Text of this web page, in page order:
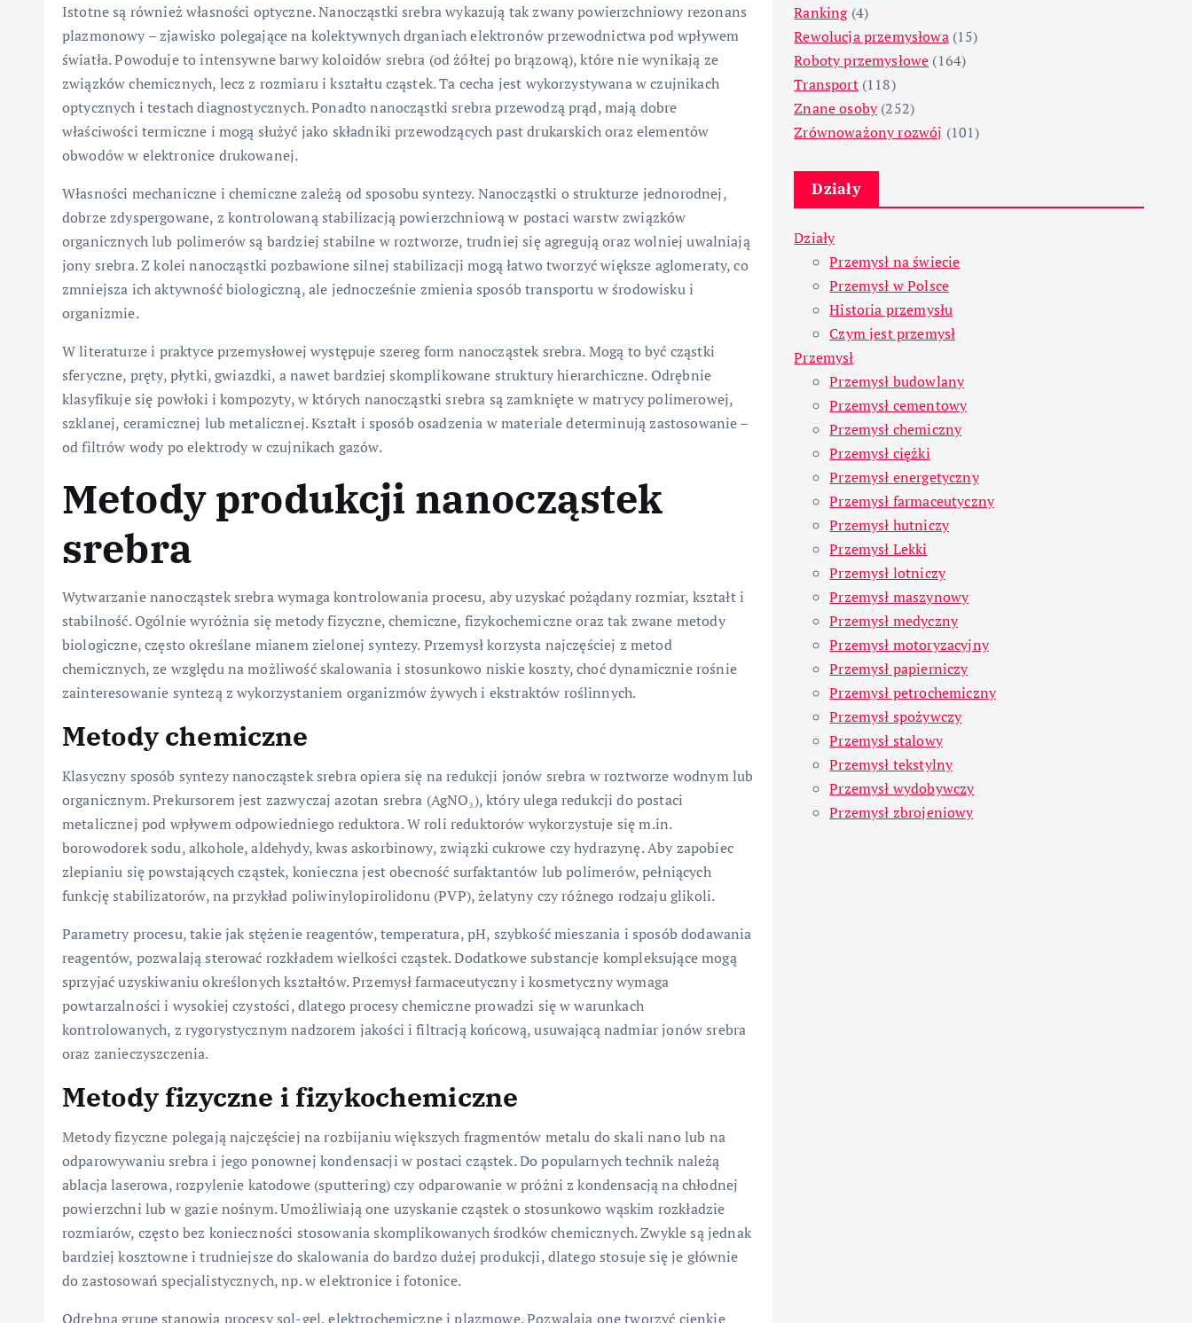
Istotne są również własności optyczne. Nanocząstki srebra wykazują tak zwany powierzchniowy rezonans
plazmonowy – zjawisko polegające na kolektywnych drganiach elektronów przewodnictwa pod wpływem
światła. Powoduje to intensywne barwy koloidów srebra (od żółtej po brązową), które nie wynikają ze
związków chemicznych, lecz z rozmiaru i kształtu cząstek. Ta cecha jest wykorzystywana w czujnikach
optycznych i testach diagnostycznych. Ponadto nanocząstki srebra przewodzą prąd, mają dobre
właściwości termiczne i mogą służyć jako składniki przewodzących past drukarskich oraz elementów
obwodów w elektronice drukowanej.
Własności mechaniczne i chemiczne zależą od sposobu syntezy. Nanocząstki o strukturze jednorodnej,
dobrze zdyspergowane, z kontrolowaną stabilizacją powierzchniową w postaci warstw związków
organicznych lub polimerów są bardziej stabilne w roztworze, trudniej się agregują oraz wolniej uwalniają
jony srebra. Z kolei nanocząstki pozbawione silnej stabilizacji mogą łatwo tworzyć większe aglomeraty, co
zmniejsza ich aktywność biologiczną, ale jednocześnie zmienia sposób transportu w środowisku i
organizmie.
W literaturze i praktyce przemysłowej występuje szereg form nanocząstek srebra. Mogą to być cząstki
sferyczne, pręty, płytki, gwiazdki, a nawet bardziej skomplikowane struktury hierarchiczne. Odrębnie
klasyfikuje się powłoki i kompozyty, w których nanocząstki srebra są zamknięte w matrycy polimerowej,
szklanej, ceramicznej lub metalicznej. Kształt i sposób osadzenia w materiale determinują zastosowanie –
od filtrów wody po elektrody w czujnikach gazów.
Metody produkcji nanocząstek
srebra
Wytwarzanie nanocząstek srebra wymaga kontrolowania procesu, aby uzyskać pożądany rozmiar, kształt i
stabilność. Ogólnie wyróżnia się metody fizyczne, chemiczne, fizykochemiczne oraz tak zwane metody
biologiczne, często określane mianem zielonej syntezy. Przemysł korzysta najczęściej z metod
chemicznych, ze względu na możliwość skalowania i stosunkowo niskie koszty, choć dynamicznie rośnie
zainteresowanie syntezą z wykorzystaniem organizmów żywych i ekstraktów roślinnych.
Metody chemiczne
Klasyczny sposób syntezy nanocząstek srebra opiera się na redukcji jonów srebra w roztworze wodnym lub
organicznym. Prekursorem jest zazwyczaj azotan srebra (AgNO₃), który ulega redukcji do postaci
metalicznej pod wpływem odpowiedniego reduktora. W roli reduktorów wykorzystuje się m.in.
borowodorek sodu, alkohole, aldehydy, kwas askorbinowy, związki cukrowe czy hydrazynę. Aby zapobiec
zlepianiu się powstających cząstek, konieczna jest obecność surfaktantów lub polimerów, pełniących
funkcję stabilizatorów, na przykład poliwinylopirolidonu (PVP), żelatyny czy różnego rodzaju glikoli.
Parametry procesu, takie jak stężenie reagentów, temperatura, pH, szybkość mieszania i sposób dodawania
reagentów, pozwalają sterować rozkładem wielkości cząstek. Dodatkowe substancje kompleksujące mogą
sprzyjać uzyskiwaniu określonych kształtów. Przemysł farmaceutyczny i kosmetyczny wymaga
powtarzalności i wysokiej czystości, dlatego procesy chemiczne prowadzi się w warunkach
kontrolowanych, z rygorystycznym nadzorem jakości i filtracją końcową, usuwającą nadmiar jonów srebra
oraz zanieczyszczenia.
Metody fizyczne i fizykochemiczne
Metody fizyczne polegają najczęściej na rozbijaniu większych fragmentów metalu do skali nano lub na
odparowywaniu srebra i jego ponownej kondensacji w postaci cząstek. Do popularnych technik należą
ablacja laserowa, rozpylenie katodowe (sputtering) czy odparowanie w próżni z kondensacją na chłodnej
powierzchni lub w gazie nośnym. Umożliwiają one uzyskanie cząstek o stosunkowo wąskim rozkładzie
rozmiarów, często bez konieczności stosowania skomplikowanych środków chemicznych. Zwykle są jednak
bardziej kosztowne i trudniejsze do skalowania do bardzo dużej produkcji, dlatego stosuje się je głównie
do zastosowań specjalistycznych, np. w elektronice i fotonice.
Odrębną grupę stanowią procesy sol-gel, elektrochemiczne i plazmowe. Pozwalają one tworzyć cienkie
Ranking(4)
Rewolucja przemysłowa(15)
Roboty przemysłowe (164)
Transport(118)
Znane osoby(252)
Zrównoważony rozwój (101)
Działy
Działy
Przemysł na świecie
Przemysł w Polsce
Historia przemysłu
Czym jest przemysł
Przemysł
Przemysł budowlany
Przemysł cementowy
Przemysł chemiczny
Przemysł ciężki
Przemysł energetyczny
Przemysł farmaceutyczny
Przemysł hutniczy
Przemysł Lekki
Przemysł lotniczy
Przemysł maszynowy
Przemysł medyczny
Przemysł motoryzacyjny
Przemysł papierniczy
Przemysł petrochemiczny
Przemysł spożywczy
Przemysł stalowy
Przemysł tekstylny
Przemysł wydobywczy
Przemysł zbrojeniowy